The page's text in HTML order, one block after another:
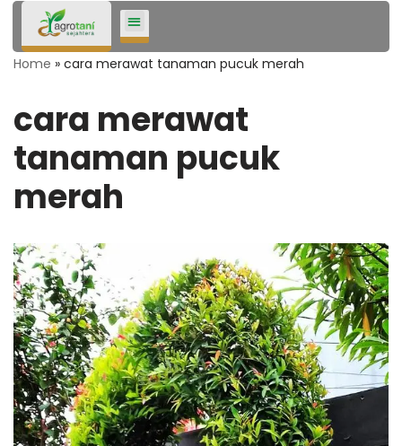
Lompat
ke
Home » cara merawat tanaman pucuk merah
cara merawat
tanaman pucuk
merah